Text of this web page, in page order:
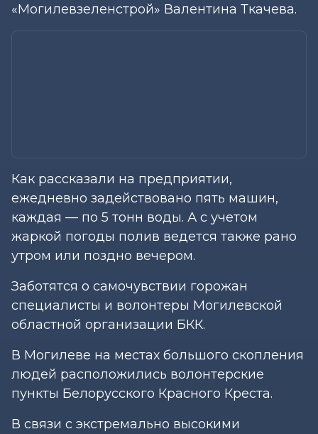
«Могилевзеленстрой» Валентина Ткачева.
Как рассказали на предприятии,
ежедневно задействовано пять машин,
каждая — по 5 тонн воды. А с учетом
жаркой погоды полив ведется также рано
утром или поздно вечером.
Заботятся о самочувствии горожан
специалисты и волонтеры Могилевской
областной организации БКК.
В Могилеве на местах большого скопления
людей расположились волонтерские
пункты Белорусского Красного Креста.
В связи с экстремально высокими